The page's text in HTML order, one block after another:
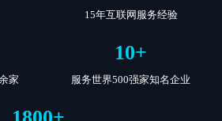
15年互联网服务经验
家
10+
服务世界500强家知名企业